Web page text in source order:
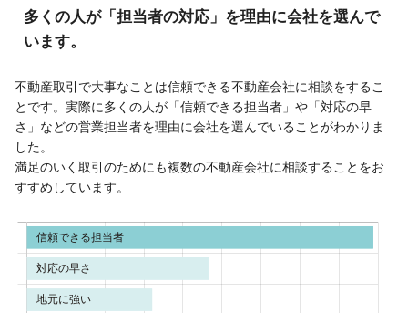
多くの人が「担当者の対応」を理由に会社を選んで
います。
不動産取引で大事なことは信頼できる不動産会社に相談をするこ
とです。実際に多くの人が「信頼できる担当者」や「対応の早
さ」などの営業担当者を理由に会社を選んでいることがわかりま
した。
満足のいく取引のためにも複数の不動産会社に相談することをお
すすめしています。